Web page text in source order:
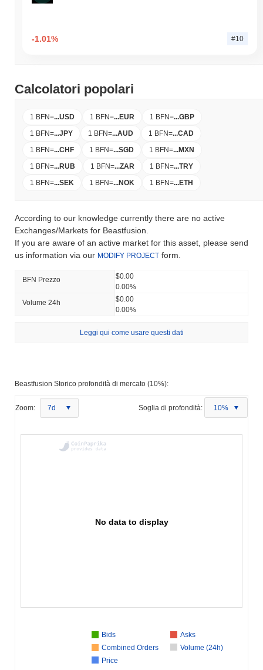
-1.01% #10
Calcolatori popolari
1 BFN=...USD 1 BFN=...EUR 1 BFN=...GBP
1 BFN=...JPY 1 BFN=...AUD 1 BFN=...CAD
1 BFN=...CHF 1 BFN=...SGD 1 BFN=...MXN
1 BFN=...RUB 1 BFN=...ZAR 1 BFN=...TRY
1 BFN=...SEK 1 BFN=...NOK 1 BFN=...ETH
According to our knowledge currently there are no active
Exchanges/Markets for Beastfusion.
If you are aware of an active market for this asset, please send
us information via our MODIFY PROJECT form.
BFN Prezzo
$0.00
0.00%
Volume 24h
$0.00
0.00%
Leggi qui come usare questi dati
Beastfusion Storico profondità di mercato (10%):
Zoom: 7d Soglia di profondità: 10%
No data to display
Bids
Asks
Combined Orders
Volume (24h)
Price